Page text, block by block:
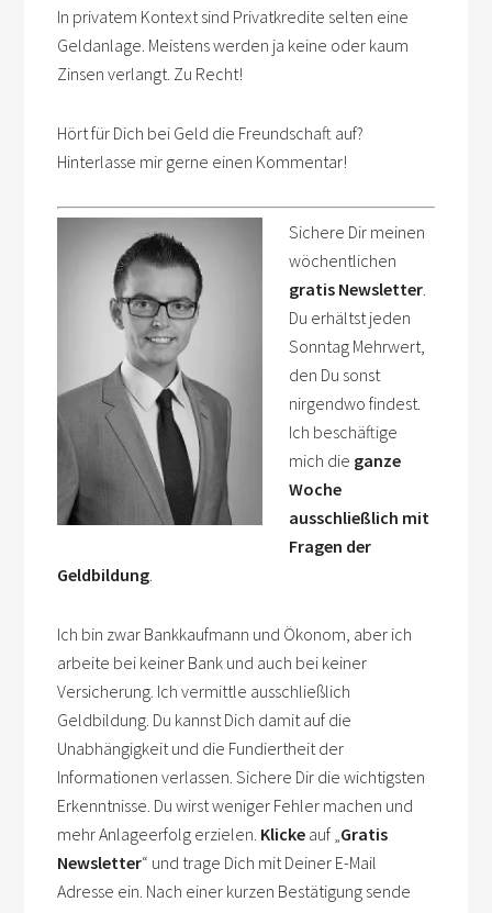
In privatem Kontext sind Privatkredite selten eine
Geldanlage. Meistens werden ja keine oder kaum
Zinsen verlangt. Zu Recht!
Hört für Dich bei Geld die Freundschaft auf?
Hinterlasse mir gerne einen Kommentar!
Sichere Dir meinen
wöchentlichen
gratis Newsletter
Du erhältst jeden
Sonntag Mehrwert,
den Du sonst
nirgendwo findest.
Ich beschäftige
mich die ganze
Woche
ausschließlich mit
Fragen der
Geldbildung
Ich bin zwar Bankkaufmann und Ökonom, aber ich
arbeite bei keiner Bank und auch bei keiner
Versicherung. Ich vermittle ausschließlich
Geldbildung. Du kannst Dich damit auf die
Unabhängigkeit und die Fundiertheit der
Informationen verlassen. Sichere Dir die wichtigsten
Erkenntnisse. Du wirst weniger Fehler machen und
mehr Anlageerfolg erzielen. Klicke auf „ Gratis
Newsletter“ und trage Dich mit Deiner E-Mail
Adresse ein. Nach einer kurzen Bestätigung sende